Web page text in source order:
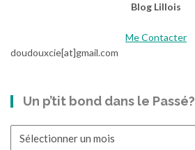
Blog Lillois
Me Contacter
doudouxcie[at]gmail.com
Un p’tit bond dans le Passé?
Un